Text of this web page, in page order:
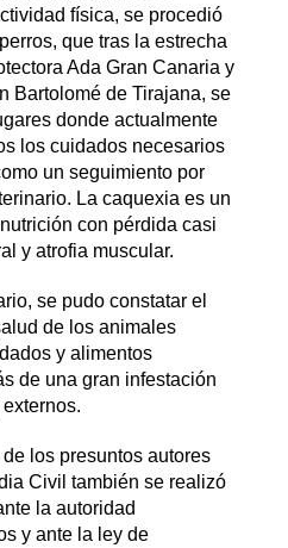
física, se procedió
que tras la estrecha
Ada Gran Canaria y
Bartolomé de Tirajana, se
donde actualmente
los cuidados necesarios
un seguimiento por
La caquexia es un
con pérdida casi
y atrofia muscular.
se pudo constatar el
de los animales
y alimentos
de una gran infestación
los presuntos autores
Civil también se realizó
la autoridad
y ante la ley de